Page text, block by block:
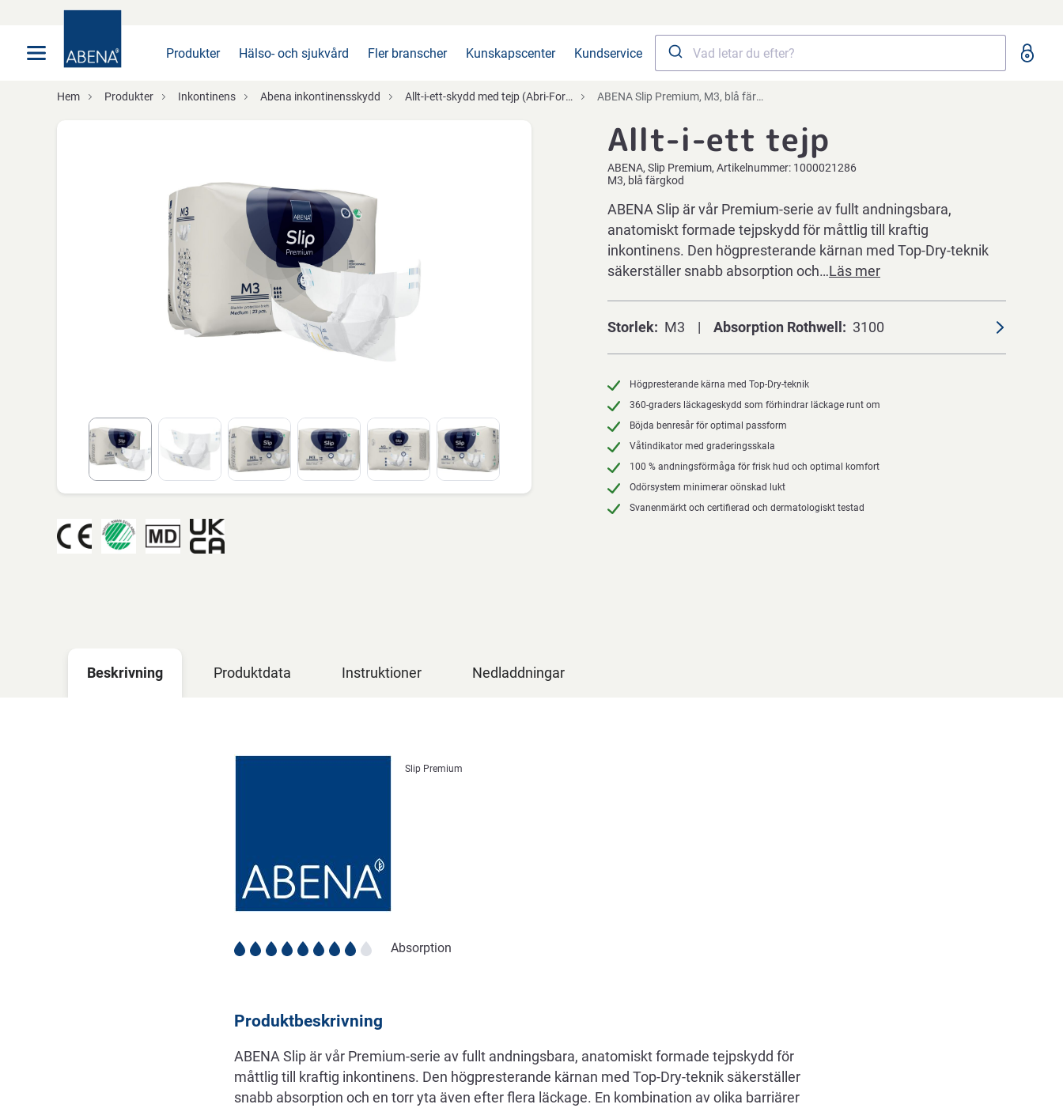
Produkter Hälso- och sjukvård Fler branscher Kunskapscenter Kundservice
Hem Produkter Inkontinens Abena inkontinensskydd Allt-i-ett-skydd med tejp (Abri-Form/Delta-Form) ABENA Slip Premium, M3, blå färgkod
Allt-i-ett tejp
ABENA Slip Premium Artikelnummer: 1000021286
M3, blå färgkod
ABENA Slip är vår Premium-serie av fullt andningsbara,
anatomiskt formade tejpskydd för måttlig till kraftig
inkontinens. Den högpresterande kärnan med Top-Dry-teknik
säkerställer snabb absorption och…Läs mer
Storlek M3 Absorption Rothwell 3100
Högpresterande kärna med Top-Dry-teknik
360-graders läckageskydd som förhindrar läckage runt om
Böjda benresår för optimal passform
Våtindikator med graderingsskala
100 % andningsförmåga för frisk hud och optimal komfort
Odörsystem minimerar oönskad lukt
Svanenmärkt och certifierad och dermatologiskt testad
Beskrivning Produktdata Instruktioner Nedladdningar
Beskrivning
Slip Premium
Absorption
Produktbeskrivning
ABENA Slip är vår Premium-serie av fullt andningsbara, anatomiskt formade tejpskydd för
måttlig till kraftig inkontinens. Den högpresterande kärnan med Top-Dry-teknik säkerställer
snabb absorption och en torr yta även efter flera läckage. En kombination av olika barriärer